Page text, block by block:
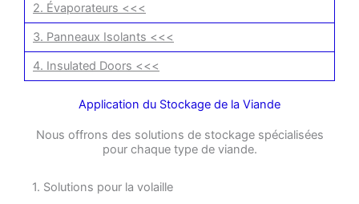
2. Évaporateurs <<<
3. Panneaux Isolants <<<
4. Insulated Doors <<<
Application du Stockage de la Viande
Nous offrons des solutions de stockage spécialisées
pour chaque type de viande.
1. Solutions pour la volaille